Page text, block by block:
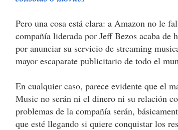
Pero una cosa está clara: a Amazon no le
compañía liderada por Jeff Bezos acaba de
por anunciar su servicio de streaming
mayor escaparate publicitario de todo el
En cualquier caso, parece evidente que el
Music no serán ni el dinero ni su relación
problemas de la compañía serán,
que esté llegando si quiere conquistar los